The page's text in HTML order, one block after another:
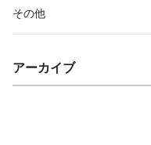
その他
アーカイブ